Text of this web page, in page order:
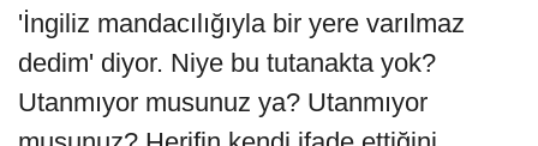
'İngiliz mandacılığıyla bir yere varılmaz
dedim' diyor. Niye bu tutanakta yok?
Utanmıyor musunuz ya? Utanmıyor